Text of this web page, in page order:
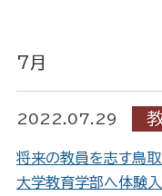
7月
2022.07.29
将来の教員を志す鳥
大学教育学部へ体験